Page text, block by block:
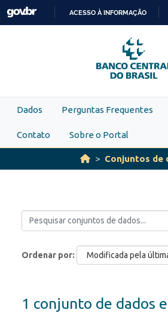
Skip to main content
PARA
O
ACESSO À INFORMAÇÃO
Dados Perguntas Frequentes
Contato Sobre o Portal
Conjuntos de
Ordenar por
1 conjunto de dados